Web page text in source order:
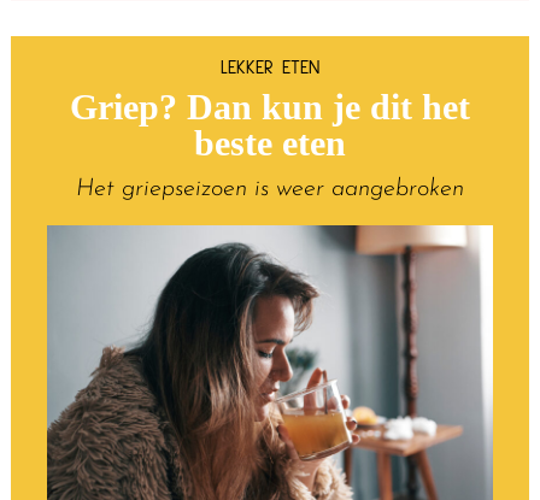
LEKKER ETEN
Griep? Dan kun je dit het
beste eten
Het griepseizoen is weer aangebroken